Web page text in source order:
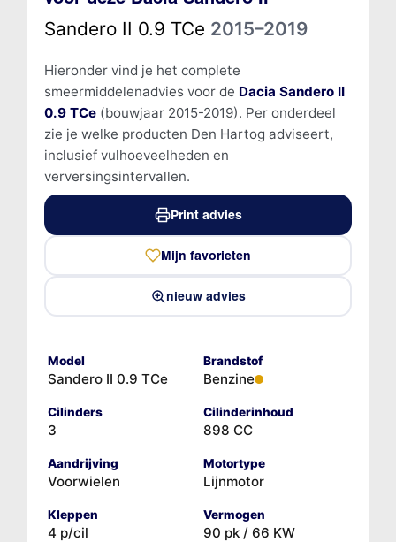
Sandero II 0.9 TCe 2015–2019
Hieronder vind je het complete
smeermiddelenadvies voor de Dacia Sandero II
0.9 TCe(bouwjaar 2015-2019). Per onderdeel
zie je welke producten Den Hartog adviseert,
inclusief vulhoeveelheden en
verversingsintervallen.
Print advies
Mijn favorieten
nieuw advies
Model
Sandero II 0.9 TCe
Brandstof
Benzine
Cilinders
3
Cilinderinhoud
898 CC
Aandrijving
Voorwielen
Motortype
Lijnmotor
Kleppen
4 p/cil
Vermogen
90 pk / 66 KW